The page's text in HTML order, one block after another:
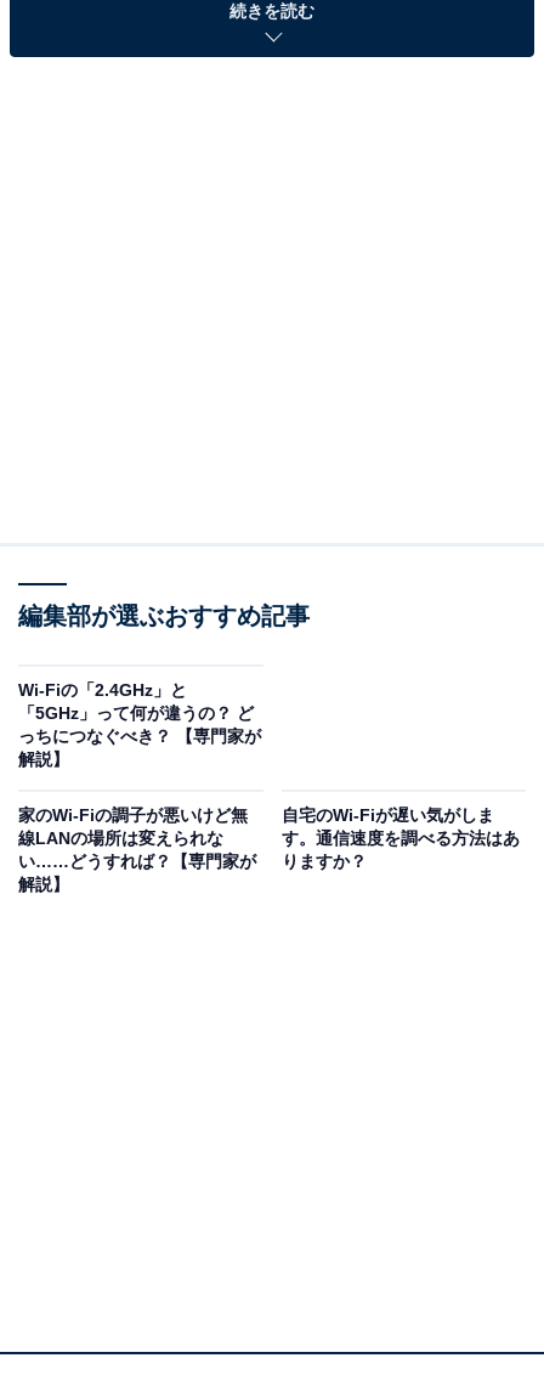
そんなWi-Fiルーターの買い替えについて、LAN／無線
Wi-Fiルーターの置き場所を変えたり、ルーターを買い替
す。実際に筆者の知り合いでも、Wi-Fiルーターを買い替
えたことでネットの速度が大幅に改善されたそうです。
Wi-Fi 5／Wi-Fi 4……とさまざまですが、このうちWi-Fi
7／Wi-Fi 6Eは、まだ対応端末が少なく、あまり一般的で
はないので除外し、Wi-Fi 6／Wi-Fi 5／Wi-Fi 4を比較し
5GHz帯の理論値
続きを読む
編集部が選ぶおすすめ記事
Wi-Fiの「2.4GHz」と
「5GHz」って何が違うの？ ど
っちにつなぐべき？ 【専門家が
解説】
家のWi-Fiの調子が悪いけど無
線LANの場所は変えられな
い……どうすれば？【専門家が
解説】
自宅のWi-Fiが遅い気がしま
す。通信速度を調べる方法はあ
りますか？